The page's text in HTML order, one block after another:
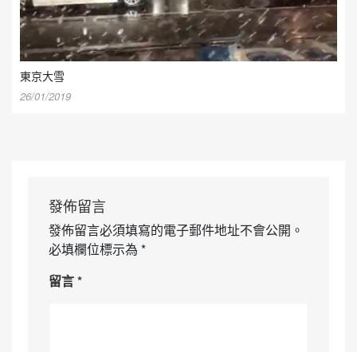
東京大雪
26/01/2019
發佈留言
發佈留言必須填寫的電子郵件地址不會公開。
必填欄位標示為 *
留言*